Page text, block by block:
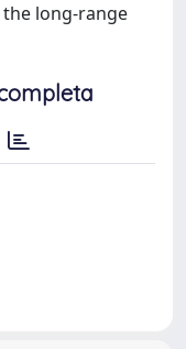
long-range